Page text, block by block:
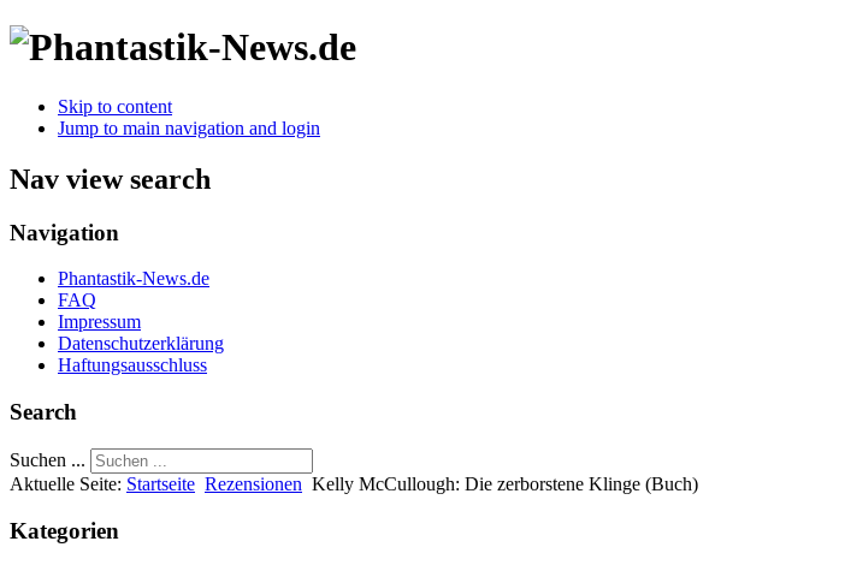
Skip to content
Jump to main navigation and login
Nav view search
Navigation
Phantastik-News.de
FAQ
Impressum
Datenschutzerklärung
Haftungsausschluss
Search
Suchen ...
Aktuelle Seite: Startseite Rezensionen Kelly McCullough: Die zerborstene Klinge (Buch)
Kategorien